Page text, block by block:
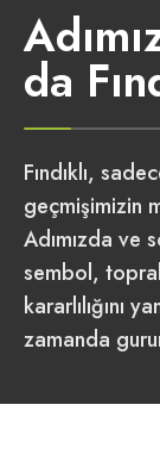
da
Fındıklı,
geçmişimizin
Adımızda ve
sembol,
kararlılığını
zamanda